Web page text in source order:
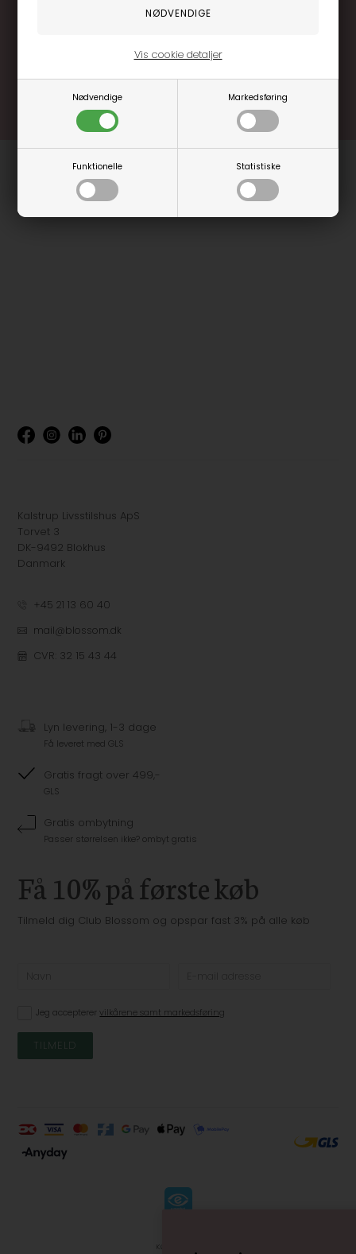
Nødvendige Markedsføring
Funktionelle Statistiske
Vis cookie detaljer
Læs mere og bliv medlem
Kalstrup Livsstilshus ApS
Torvet 3
DK-9492 Blokhus
Danmark
+45 21 13 60 40
mail@blossom.dk
CVR: 32 15 43 44
Lyn levering, 1-3 dage
Få leveret med GLS
Gratis fragt over 499,-
GLS
Gratis ombytning
Passer størrelsen ikke? ombyt gratis
Få 10% på første køb
Tilmeld dig Club Blossom og opspar fast 3% på alle køb
Jeg accepterervilkårene samt markedsføring
KØBSVILKÅR